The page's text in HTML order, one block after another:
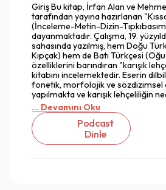
Giriş Bu kitap, İrfan Alan ve
tarafından yayına hazırlanan
(İnceleme-Metin-Dizin-
dayanmaktadır. Çalışma, 19.
sahasında yazılmış, hem Doğu
Kıpçak) hem de Batı Türkçesi
özelliklerini barındıran "karışık
kitabını incelemektedir. Eserin
fonetik, morfolojik ve sözdizimsel
yapılmakta ve karışık lehçeliliğin
... Devamını Oku
Podcast
Dinle